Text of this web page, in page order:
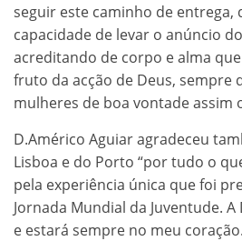
seguir este caminho de entrega,
capacidade de levar o anúncio
acreditando de corpo e alma
fruto da acção de Deus, sempre
mulheres de boa vontade assim
D.Américo Aguiar agradeceu
Lisboa e do Porto “por tudo o
pela experiência única que foi
Jornada Mundial da Juventude.
e estará sempre no meu